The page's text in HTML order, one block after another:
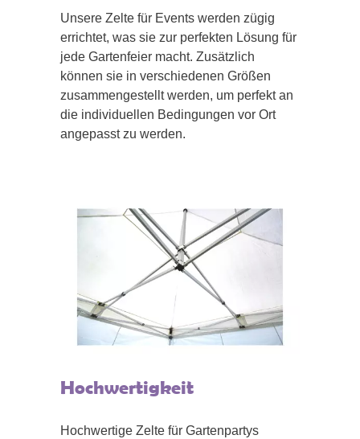
Unsere Zelte für Events werden zügig
errichtet, was sie zur perfekten Lösung für
jede Gartenfeier macht. Zusätzlich
können sie in verschiedenen Größen
zusammengestellt werden, um perfekt an
die individuellen Bedingungen vor Ort
angepasst zu werden.
Hochwertigkeit
Hochwertige Zelte für Gartenpartys